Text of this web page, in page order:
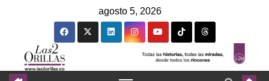
agosto 5, 2026